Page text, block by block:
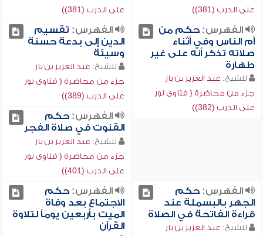
على الدرب (381))
على الدرب (381))
الفهرس:حكم من
أم الناس وفي أثناء
صلاته تذكر أنه على غير
طهارة
للشيخ: عبد العزيز بن باز
جزء من محاضرة ( فتاوى نور
على الدرب (382))
الفهرس: تقسيم
الدين إلى بدعة حسنة
وسيئة
للشيخ: عبد العزيز بن باز
جزء من محاضرة ( فتاوى نور
على الدرب (389))
الفهرس:حكم
القنوت في صلاة الفجر
للشيخ: عبد العزيز بن باز
جزء من محاضرة ( فتاوى نور
على الدرب (401))
الفهرس:حكم
الجهر بالبسملة عند
قراءة الفاتحة في الصلاة
للشيخ: عبد العزيز بن باز
الفهرس:حكم
الاجتماع بعد وفاة
الميت بأربعين يوماً لتلاوة
القرآن